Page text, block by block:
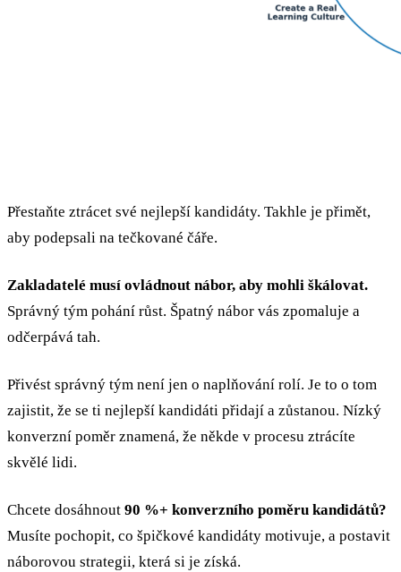
Přestaňte ztrácet své nejlepší kandidáty. Takhle je přimět,
aby podepsali na tečkované čáře.
Zakladatelé musí ovládnout nábor, aby mohli škálovat.
Správný tým pohání růst. Špatný nábor vás zpomaluje a
odčerpává tah.
Přivést správný tým není jen o naplňování rolí. Je to o tom
zajistit, že se ti nejlepší kandidáti přidají a zůstanou. Nízký
konverzní poměr znamená, že někde v procesu ztrácíte
skvělé lidi.
Chcete dosáhnout 90 %+ konverzního poměru kandidátů?
Musíte pochopit, co špičkové kandidáty motivuje, a postavit
náborovou strategii, která si je získá.